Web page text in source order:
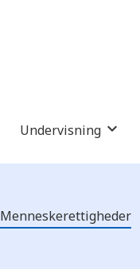
Undervisning
Menneskerettigheder